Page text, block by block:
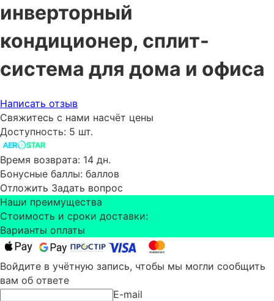
инверторный
кондиционер, сплит-
система для дома и офиса
Написать отзыв
Свяжитесь с нами насчёт цены
Доступность: 5 шт.
Время возврата: 14 дн.
Бонусные баллы: баллов
Отложить Задать вопрос
Наши преимущества
Стоимость и сроки доставки:
Варианты оплаты
Войдите в учётную запись, чтобы мы могли сообщить
вам об ответе
E-mail